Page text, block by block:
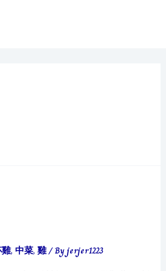
,中菜,雞/ Byjerjer1223